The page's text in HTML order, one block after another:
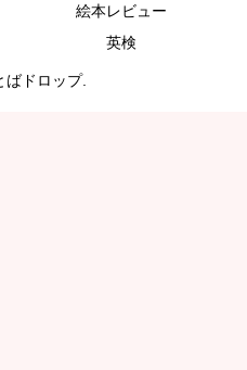
絵本レビュー
英検
ドロップ.